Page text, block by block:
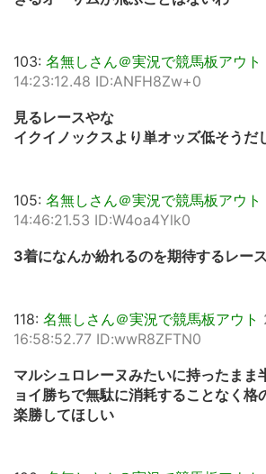
103: 名無しさん＠実況で競馬板アウト
14:23:12.48 ID:ANFH8Zw+0
見るレースやな
イクイノックスより単オッズ低そうだ
105: 名無しさん＠実況で競馬板アウト
14:46:21.53 ID:W4oa4Ylk0
3着になんか紛れるのを期待するレース
118: 名無しさん＠実況で競馬板アウト
16:58:52.77 ID:wwR8ZFTN0
マルシュロレーヌみたいに持ったまま
ョイ勝ちで無駄に消耗することなく格
楽勝してほしい